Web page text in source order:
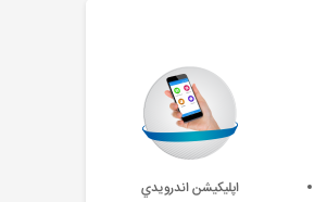
اپليکيشن اندرويدي